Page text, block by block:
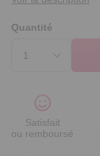
Quantité
Satisfait
ou remboursé